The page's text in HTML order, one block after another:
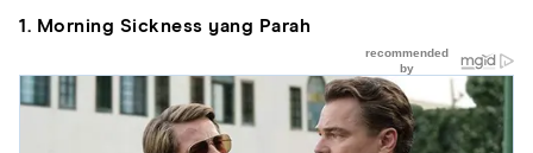
1. Morning Sickness yang Parah